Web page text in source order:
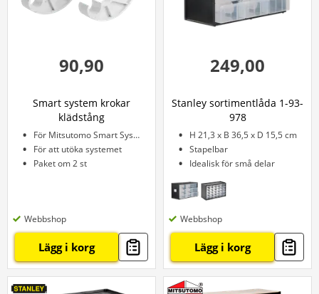
90,90
Smart system krokar
klädstång
För Mitsutomo Smart System
För att utöka systemet
Paket om 2 st
Webbshop
Lägg i korg
249,00
Stanley sortimentlåda 1-93-
978
H 21,3 x B 36,5 x D 15,5 cm
Stapelbar
Idealisk för små delar
Webbshop
Lägg i korg